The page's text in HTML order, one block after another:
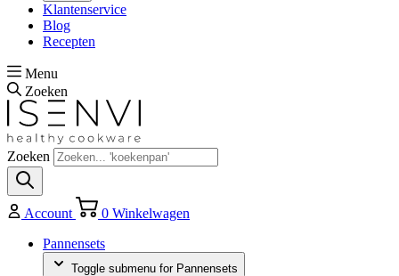
Klantenservice
Blog
Recepten
Menu
Zoeken
Zoeken
Account 0 Winkelwagen
Pannensets
Toggle submenu for Pannensets